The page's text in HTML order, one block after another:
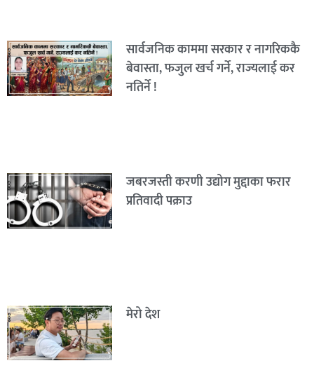
सार्वजनिक काममा सरकार र नागरिककै
बेवास्ता, फजुल खर्च गर्ने, राज्यलाई कर
नतिर्ने !
जबरजस्ती करणी उद्योग मुद्दाका फरार
प्रतिवादी पक्राउ
मेरो देश